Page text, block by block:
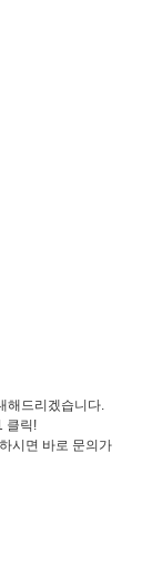
해드리겠습니다.
클릭!
시면 바로 문의가